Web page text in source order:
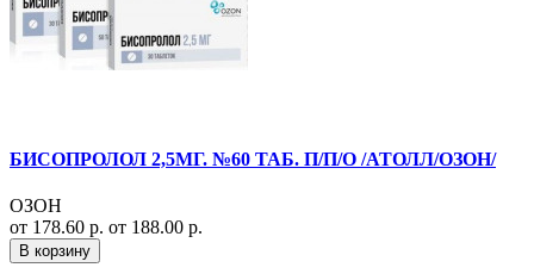
БИСОПРОЛОЛ 2,5МГ. №60 ТАБ. П/П/О /АТОЛЛ/ОЗОН/
ОЗОН
от 178.60 р. от 188.00 р.
В корзину